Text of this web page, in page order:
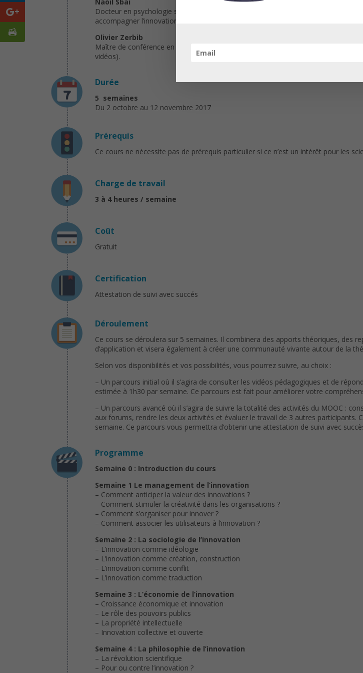
Docteur en psychologie sociale et expérimentale, elle s’intéresse aux liens
accompagner l’innovation.
Olivier Zerbib
Maître de conférence en sociologie à l’Université Pierre-Mendès-France, il
vidéos).
Durée
5 semaines
Du 2 octobre au 12 novembre 2017
Prérequis
Ce cours ne nécessite pas de prérequis particulier si ce n’est un intérêt pour les
Charge de travail
3 à 4 heures / semaine
Coût
Gratuit
Certification
Attestation de suivi avec succés
Déroulement
Ce cours se déroulera sur 5 semaines. Il combinera des apports théoriques, des
d’application et visera également à créer une communauté vivante autour de la
Selon vos disponibilités et vos possibilités, vous pourrez suivre, au choix :
– Un parcours initial où il s’agira de consulter les vidéos pédagogiques et de
estimée à 1h30 par semaine. Ce parcours est fait pour améliorer votre
– Un parcours avancé où il s’agira de suivre la totalité des activités du MOOC :
aux forums, rendre les deux activités et évaluer le travail de 3 autres participants.
semaine. Ce parcours vous permettra d’obtenir une attestation de suivi avec
Programme
Semaine 0 : Introduction du cours
Semaine 1 Le management de l’innovation
– Comment anticiper la valeur des innovations ?
– Comment stimuler la créativité dans les organisations ?
– Comment s’organiser pour innover ?
– Comment associer les utilisateurs à l’innovation ?
Semaine 2 : La sociologie de l’innovation
– L’innovation comme idéologie
– L’innovation comme création, construction
– L’innovation comme conflit
– L’innovation comme traduction
Semaine 3 : L’économie de l’innovation
– Croissance économique et innovation
– Le rôle des pouvoirs publics
– La propriété intellectuelle
– Innovation collective et ouverte
Semaine 4 : La philosophie de l’innovation
– La révolution scientifique
– Pour ou contre l’innovation ?